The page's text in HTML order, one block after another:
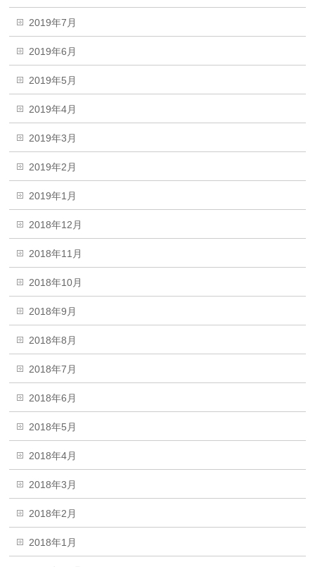
2019年7月
2019年6月
2019年5月
2019年4月
2019年3月
2019年2月
2019年1月
2018年12月
2018年11月
2018年10月
2018年9月
2018年8月
2018年7月
2018年6月
2018年5月
2018年4月
2018年3月
2018年2月
2018年1月